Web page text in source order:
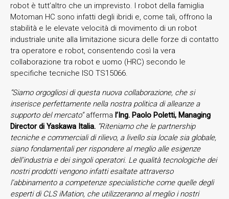
robot è tutt’altro che un imprevisto. I robot della famiglia
Motoman HC sono infatti degli ibridi e, come tali, offrono la
stabilità e le elevate velocità di movimento di un robot
industriale unite alla limitazione sicura delle forze di contatto
tra operatore e robot, consentendo così la vera
collaborazione tra robot e uomo (HRC) secondo le
specifiche tecniche ISO TS15066.
“Siamo orgogliosi di questa nuova collaborazione, che si
inserisce perfettamente nella nostra politica di alleanze a
supporto del mercato”afferma l’Ing. Paolo Poletti, Managing
Director di Yaskawa Italia. “Riteniamo che le partnership
tecniche e commerciali di rilievo, a livello sia locale sia globale,
siano fondamentali per rispondere al meglio alle esigenze
dell’industria e dei singoli operatori. Le qualità tecnologiche dei
nostri prodotti vengono infatti esaltate attraverso
l’abbinamento a competenze specialistiche come quelle degli
esperti di CLS iMation, che utilizzeranno al meglio i nostri